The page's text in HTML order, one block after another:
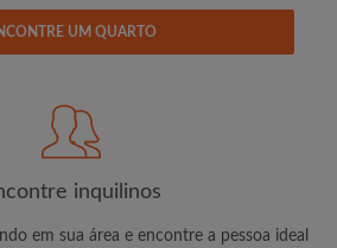
com os
Política de Privadicade
CRIAR PERFIL
UM QUARTO
inquilinos
em sua área e encontre a pessoa ideal